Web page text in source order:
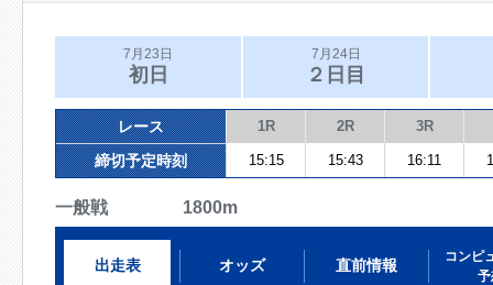
7月23日
初日
7月24日
２日目
レース 1R 2R 3R
締切予定時刻 15:15 15:43 16:11
一般戦 1800m
出走表 オッズ 直前情報
コンピ
予